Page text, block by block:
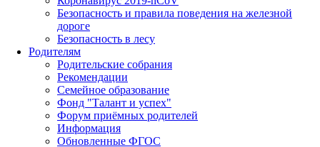
Безопасность и правила поведения на железной
дороге
Безопасность в лесу
Родителям
Родительские собрания
Рекомендации
Семейное образование
Фонд "Талант и успех"
Форум приёмных родителей
Информация
Обновленные ФГОС